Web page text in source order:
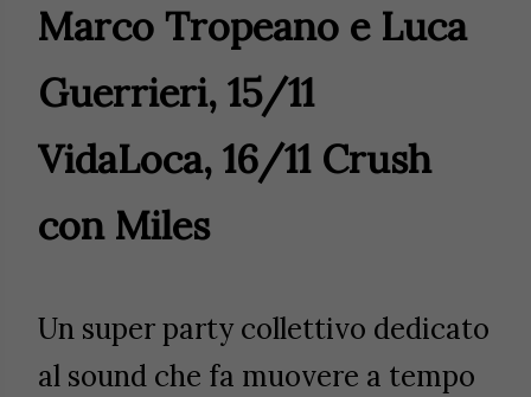
Marco Tropeano e Luca
Guerrieri, 15/11
VidaLoca, 16/11 Crush
con Miles
Un super party collettivo dedicato
al sound che fa muovere a tempo